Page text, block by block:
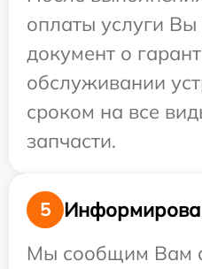
оплаты услуги Вы
документ о
обслуживании
сроком на все
запчасти.
5
Мы сообщим Вам